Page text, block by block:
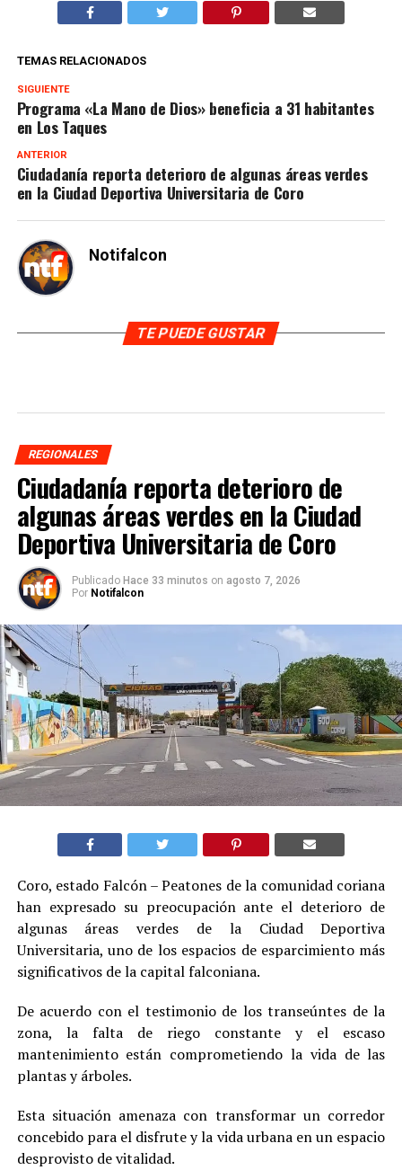
TEMAS RELACIONADOS
SIGUIENTE
Programa «La Mano de Dios» beneficia a 31 habitantes
en Los Taques
ANTERIOR
Ciudadanía reporta deterioro de algunas áreas verdes
en la Ciudad Deportiva Universitaria de Coro
Notifalcon
TE PUEDE GUSTAR
REGIONALES
Ciudadanía reporta deterioro de
algunas áreas verdes en la Ciudad
Deportiva Universitaria de Coro
Publicado Hace 33 minutos on agosto 7, 2026
Por Notifalcon
Coro, estado Falcón – Peatones de la comunidad coriana
han expresado su preocupación ante el deterioro de
algunas áreas verdes de la Ciudad Deportiva
Universitaria, uno de los espacios de esparcimiento más
significativos de la capital falconiana.
De acuerdo con el testimonio de los transeúntes de la
zona, la falta de riego constante y el escaso
mantenimiento están comprometiendo la vida de las
plantas y árboles.
Esta situación amenaza con transformar un corredor
concebido para el disfrute y la vida urbana en un espacio
desprovisto de vitalidad.